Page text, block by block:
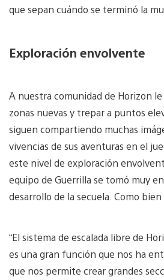
que sepan cuándo se terminó la
Exploración envolvente
A nuestra comunidad de Horizon
zonas nuevas y trepar a puntos
siguen compartiendo muchas
vivencias de sus aventuras en el
este nivel de exploración
equipo de Guerrilla se tomó muy
desarrollo de la secuela. Como
“El sistema de escalada libre de
es una gran función que nos ha
que nos permite crear grandes